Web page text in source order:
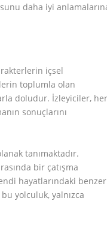
daha iyi
içsel
toplumla olan
doludur. İzleyiciler,
sonuçlarını
tanımaktadır.
bir çatışma
hayatlarındaki benzer
yolculuk, yalnızca